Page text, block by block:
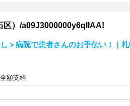
区）/a09J3000000y6qlIAA!
＞病院で患者さんのお手伝い！｜
額支給